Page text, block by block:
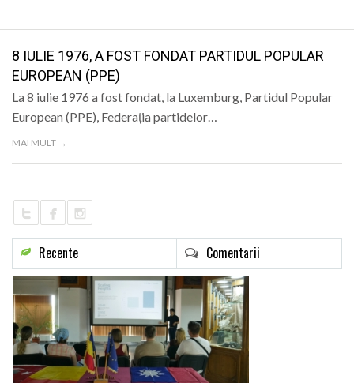
SANATATE
SPORT
SPECIAL
POLITIC
8 IULIE 1976, A FOST FONDAT PARTIDUL POPULAR
EUROPEAN (PPE)
La 8 iulie 1976 a fost fondat, la Luxemburg, Partidul Popular
European (PPE), Federația partidelor…
MAI MULT →
Recente Comentarii